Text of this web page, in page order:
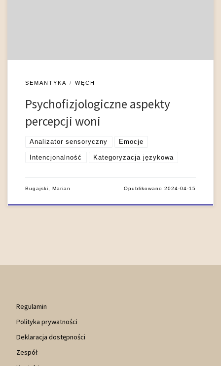
SEMANTYKA WĘCH
Psychofizjologiczne aspekty
percepcji woni
Analizator sensoryczny Emocje
Intencjonalność Kategoryzacja językowa
Bugajski, Marian Opublikowano2024-04-15
Regulamin
Polityka prywatności
Deklaracja dostępności
Zespół